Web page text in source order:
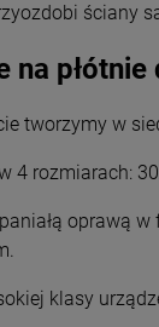
ściany
tworzymy w
4 rozmiarach:
oprawą
klasy